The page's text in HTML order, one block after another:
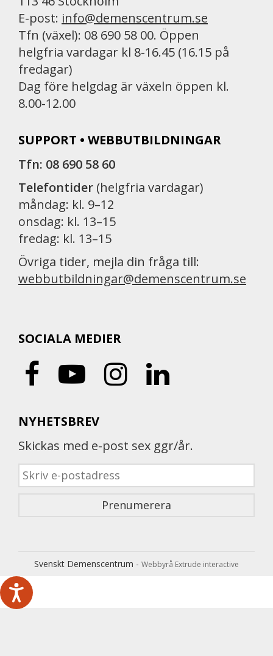
E-post: info@demenscentrum.se
Tfn (växel): 08 690 58 00. Öppen
helgfria vardagar kl 8-16.45 (16.15 på
fredagar)
Dag före helgdag är växeln öppen kl.
8.00-12.00
SUPPORT • WEBBUTBILDNINGAR
Tfn: 08 690 58 60
Telefontider (helgfria vardagar)
måndag: kl. 9–12
onsdag: kl. 13–15
fredag: kl. 13–15
Övriga tider, mejla din fråga till:
webbutbildningar@demenscentrum.se
SOCIALA MEDIER
NYHETSBREV
Skickas med e-post sex ggr/år.
Svenskt Demenscentrum - Webbyrå Extrude interactive